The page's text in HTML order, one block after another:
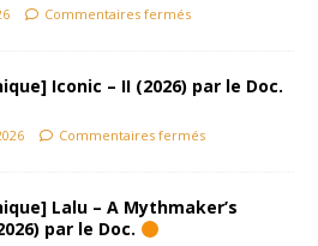
Commentaires fermés
Iconic – II (2026) par le Doc.
Commentaires fermés
Lalu – A Mythmaker’s
par le Doc.